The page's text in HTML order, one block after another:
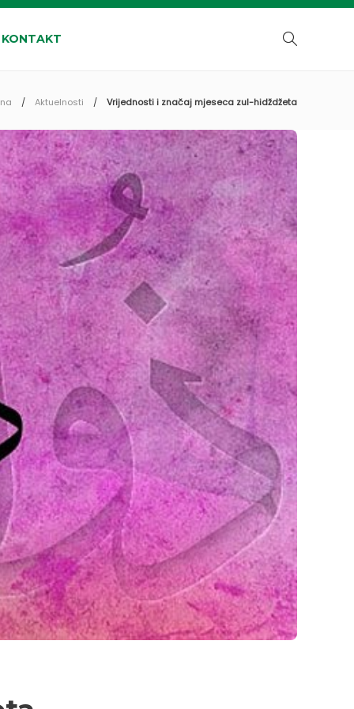
KONTAKT
Aktuelnosti Vrijednosti i značaj mjeseca zul-hidždžeta